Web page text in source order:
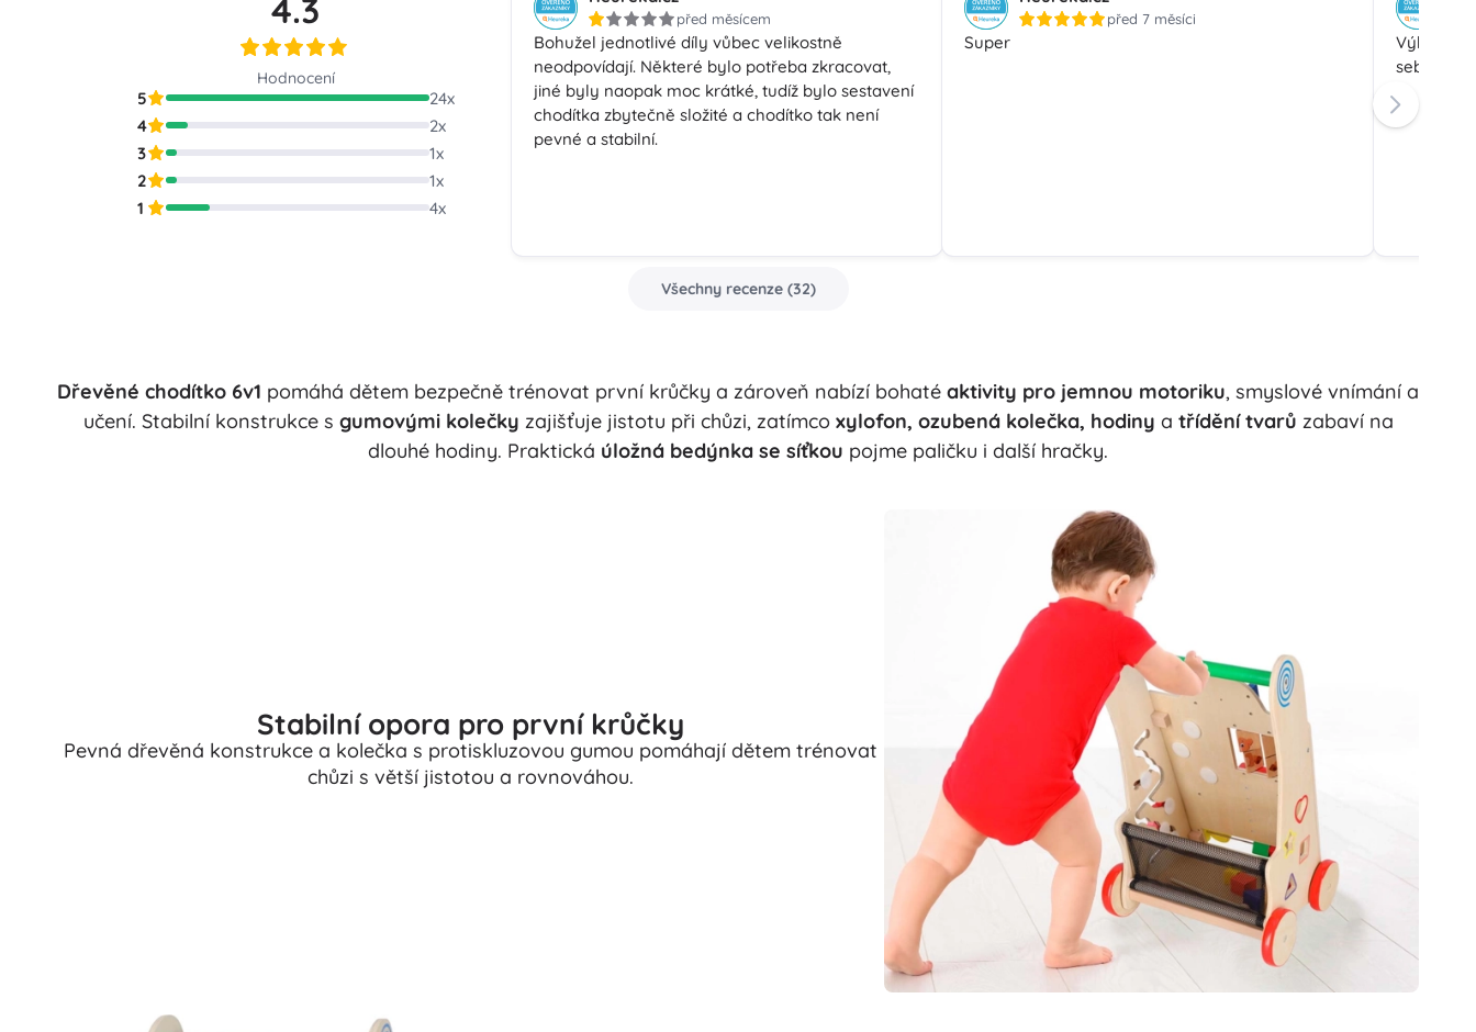
4.3
Hodnocení
5 24x
4
2x
3
1x
2
1x
1
4x
před měsícem
Bohužel jednotlivé díly vůbec velikostně
neodpovídají. Některé bylo potřeba zkracovat,
jiné byly naopak moc krátké, tudíž bylo sestavení
chodítka zbytečně složité a chodítko tak není
pevné a stabilní.
před 7 měsíci
Super
Výborná
sebe
Všechny recenze(32)
Dřevěné chodítko 6v1 pomáhá dětem bezpečně trénovat první krůčky a zároveň nabízí bohaté aktivity pro jemnou motoriku, smyslové vnímání a
učení. Stabilní konstrukce s gumovými kolečky zajišťuje jistotu při chůzi, zatímco xylofon, ozubená kolečka, hodiny a třídění tvarů zabaví na
dlouhé hodiny. Praktická úložná bedýnka se síťkou pojme paličku i další hračky.
Stabilní opora pro první krůčky
Pevná dřevěná konstrukce a kolečka s protiskluzovou gumou pomáhají dětem trénovat
chůzi s větší jistotou a rovnováhou.